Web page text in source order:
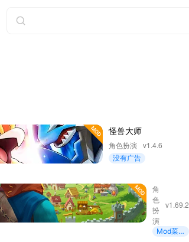
怪兽大师
角色扮演 v1.4.6
没有广告
Hero
Legacy -
RPG
角
色
扮
演
v1.69.2
Mod菜